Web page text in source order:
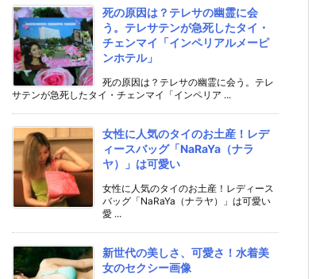
死の原因は？テレサの幽霊に会
う。テレサテンが急死したタイ・
チェンマイ「インペリアルメーピ
ンホテル」
死の原因は？テレサの幽霊に会う。テレ
サテンが急死したタイ・チェンマイ「インペリア ...
女性に人気のタイのお土産！レデ
ィースバッグ「NaRaYa（ナラ
ヤ）」は可愛い
女性に人気のタイのお土産！レディース
バッグ「NaRaYa（ナラヤ）」は可愛い
愛 ...
新世代の美しさ、可愛さ！水着美
女のセクシー画像